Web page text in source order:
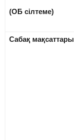
(ОБ сілтеме)
Сабақ мақсаттары